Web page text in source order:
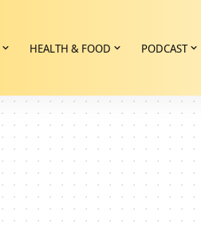
HEALTH & FOOD PODCAST